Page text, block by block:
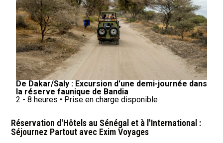
De Dakar/Saly : Excursion d'une demi-journée dans
la réserve faunique de Bandia
2 - 8 heures • Prise en charge disponible
Réservation d'Hôtels au Sénégal et à l'International :
Séjournez Partout avec Exim Voyages